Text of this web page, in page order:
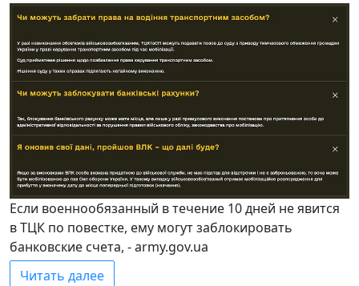
Если военнообязанный в течение 10 дней не явится
в ТЦК по повестке, ему могут заблокировать
банковские счета, - army.gov.uа
Читать далее